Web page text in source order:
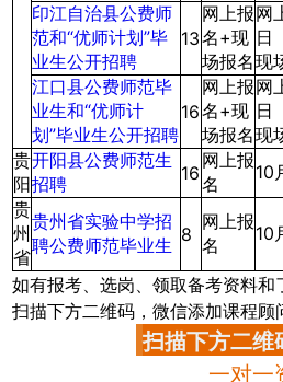
印江自治县公费师
范和“优师计划”毕
业生公开招聘
13
网上报
名+现
场报名
网
日
现
江口县公费师范毕
业生和“优师计
划”毕业生公开招聘
16
网上报
名+现
场报名
网
日
现
贵
阳
开阳县公费师范生
招聘
16
网上报
名
10
贵
州
省
贵州省实验中学招
聘公费师范毕业生 8
网上报
名
10
如有报考、选岗、领取备考资料
扫描下方二维码，微信添加课程顾
扫描下方二维
一对一